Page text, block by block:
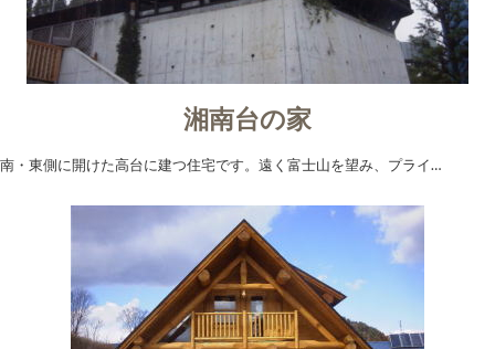
湘南台の家
南・東側に開けた高台に建つ住宅です。遠く富士山を望み、プライ…